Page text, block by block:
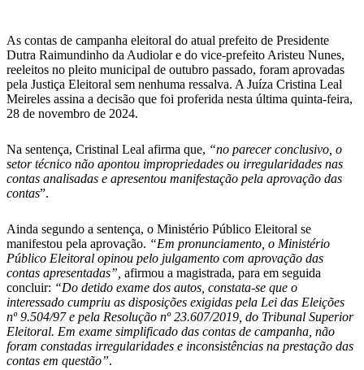
As contas de campanha eleitoral do atual prefeito de Presidente
Dutra Raimundinho da Audiolar e do vice-prefeito Aristeu Nunes,
reeleitos no pleito municipal de outubro passado, foram aprovadas
pela Justiça Eleitoral sem nenhuma ressalva. A Juíza Cristina Leal
Meireles assina a decisão que foi proferida nesta última quinta-feira,
28 de novembro de 2024.
Na sentença, Cristinal Leal afirma que, “no parecer conclusivo, o
setor técnico não apontou impropriedades ou irregularidades nas
contas analisadas e apresentou manifestação pela aprovação das
contas”.
Ainda segundo a sentença, o Ministério Público Eleitoral se
manifestou pela aprovação. “Em pronunciamento, o Ministério
Público Eleitoral opinou pelo julgamento com aprovação das
contas apresentadas”, afirmou a magistrada, para em seguida
concluir: “Do detido exame dos autos, constata-se que o
interessado cumpriu as disposições exigidas pela Lei das Eleições
nº 9.504/97 e pela Resolução nº 23.607/2019, do Tribunal Superior
Eleitoral. Em exame simplificado das contas de campanha, não
foram constadas irregularidades e inconsistências na prestação das
contas em questão”.